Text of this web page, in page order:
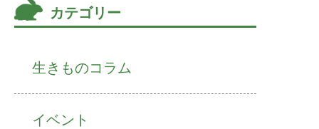
カテゴリー
生きものコラム
イベント